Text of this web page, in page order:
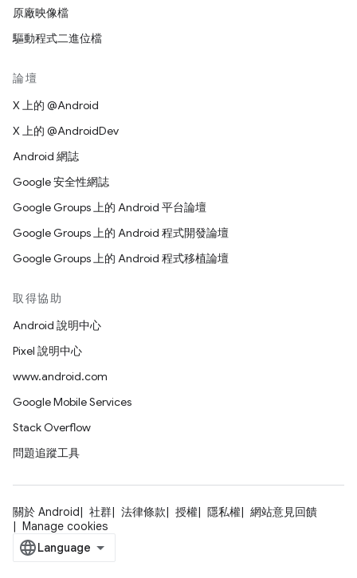
原廠映像檔
驅動程式二進位檔
論壇
X 上的 @Android
X 上的 @AndroidDev
Android 網誌
Google 安全性網誌
Google Groups 上的 Android 平台論壇
Google Groups 上的 Android 程式開發論壇
Google Groups 上的 Android 程式移植論壇
取得協助
Android 說明中心
Pixel 說明中心
www.android.com
Google Mobile Services
Stack Overflow
問題追蹤工具
關於 Android 社群 法律條款 授權 隱私權
網站意見回饋
Manage cookies